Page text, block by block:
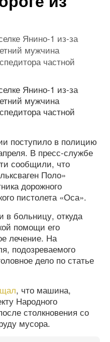
Янино-1 из-за
мужчина
частной
Янино-1 из-за
мужчина
частной
поступило в полицию
В пресс-службе
сообщили, что
Поло»
дорожного
пистолета «Оса».
в больницу, откуда
помощи его
лечение. На
подозреваемого
дело по статье
, что машина,
Народного
столкновения со
мусора.